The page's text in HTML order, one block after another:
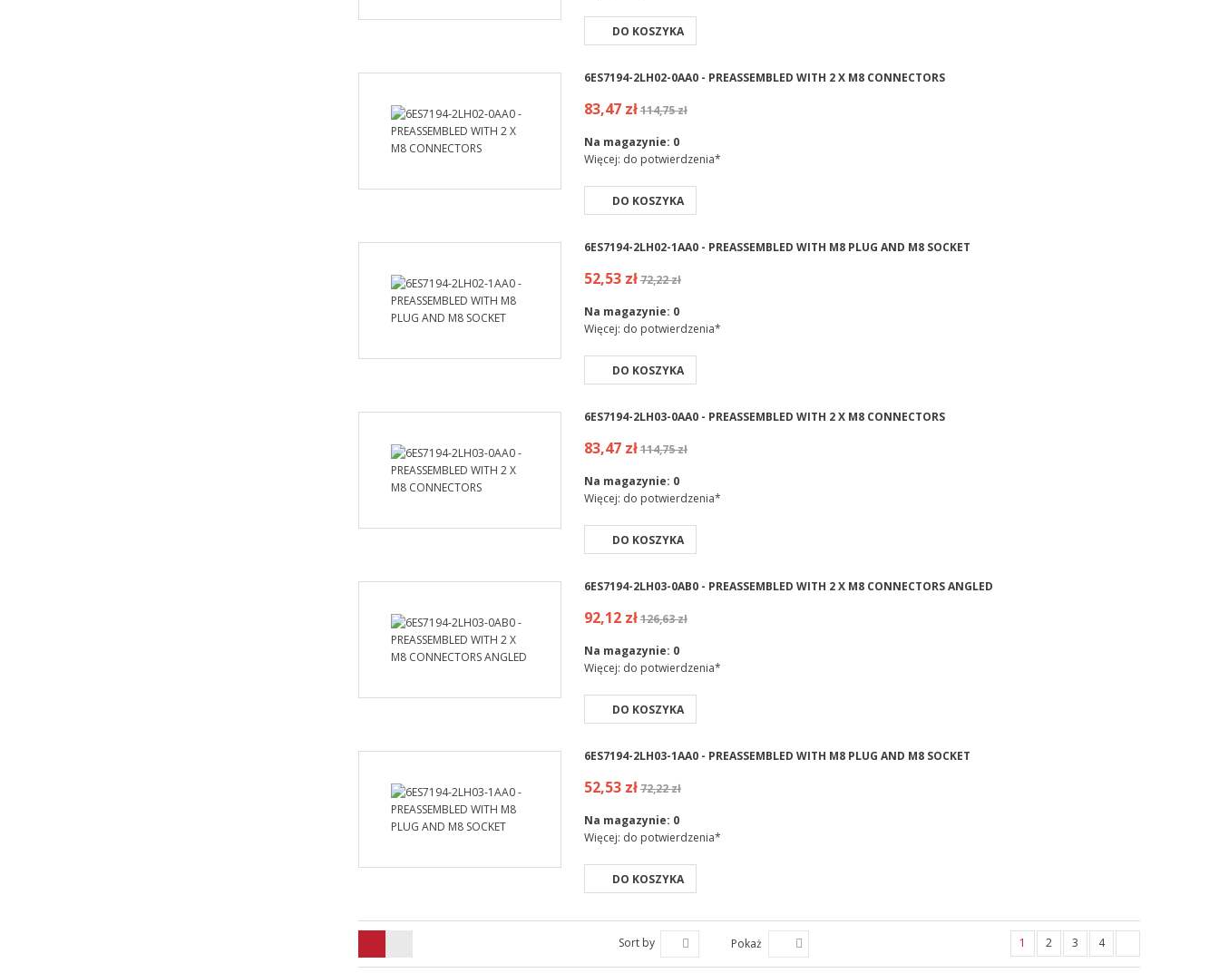
DO KOSZYKA
6ES7194-2LH02-0AA0 - PREASSEMBLED WITH 2 X M8 CONNECTORS
83,47 zł114,75 zł
Na magazynie: 0
Więcej: do potwierdzenia*
DO KOSZYKA
6ES7194-2LH02-1AA0 - PREASSEMBLED WITH M8 PLUG AND M8 SOCKET
52,53 zł72,22 zł
Na magazynie: 0
Więcej: do potwierdzenia*
DO KOSZYKA
6ES7194-2LH03-0AA0 - PREASSEMBLED WITH 2 X M8 CONNECTORS
83,47 zł114,75 zł
Na magazynie: 0
Więcej: do potwierdzenia*
DO KOSZYKA
6ES7194-2LH03-0AB0 - PREASSEMBLED WITH 2 X M8 CONNECTORS ANGLED
92,12 zł126,63 zł
Na magazynie: 0
Więcej: do potwierdzenia*
DO KOSZYKA
6ES7194-2LH03-1AA0 - PREASSEMBLED WITH M8 PLUG AND M8 SOCKET
52,53 zł72,22 zł
Na magazynie: 0
Więcej: do potwierdzenia*
DO KOSZYKA
Sort by Pokaż 1 2 3 4